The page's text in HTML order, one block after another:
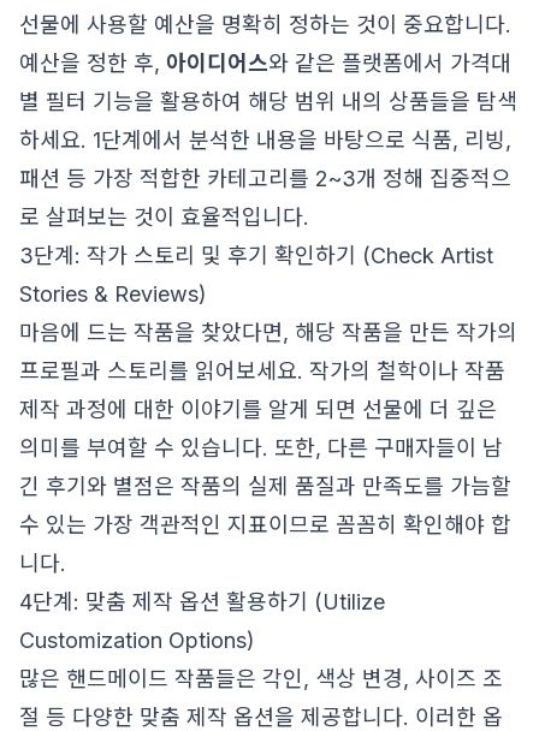
선물에 사용할 예산을 명확히 정하는 것이 중요합니다.
예산을 정한 후, 아이디어스와 같은 플랫폼에서 가격대
별 필터 기능을 활용하여 해당 범위 내의 상품들을 탐색
하세요. 1단계에서 분석한 내용을 바탕으로 식품, 리빙,
패션 등 가장 적합한 카테고리를 2~3개 정해 집중적으
로 살펴보는 것이 효율적입니다.
3단계: 작가 스토리 및 후기 확인하기 (Check Artist
Stories & Reviews)
마음에 드는 작품을 찾았다면, 해당 작품을 만든 작가의
프로필과 스토리를 읽어보세요. 작가의 철학이나 작품
제작 과정에 대한 이야기를 알게 되면 선물에 더 깊은
의미를 부여할 수 있습니다. 또한, 다른 구매자들이 남
긴 후기와 별점은 작품의 실제 품질과 만족도를 가늠할
수 있는 가장 객관적인 지표이므로 꼼꼼히 확인해야 합
니다.
4단계: 맞춤 제작 옵션 활용하기 (Utilize
Customization Options)
많은 핸드메이드 작품들은 각인, 색상 변경, 사이즈 조
절 등 다양한 맞춤 제작 옵션을 제공합니다. 이러한 옵